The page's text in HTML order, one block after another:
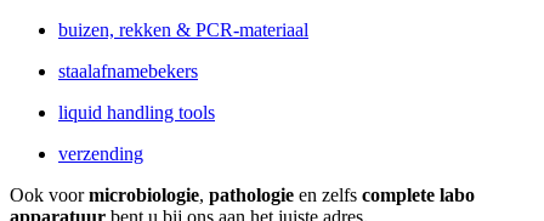
buizen, rekken & PCR-materiaal
staalafnamebekers
liquid handling tools
verzending
Ook voormicrobiologie, pathologie en zelfs complete labo
apparatuur bent u bij ons aan het juiste adres.